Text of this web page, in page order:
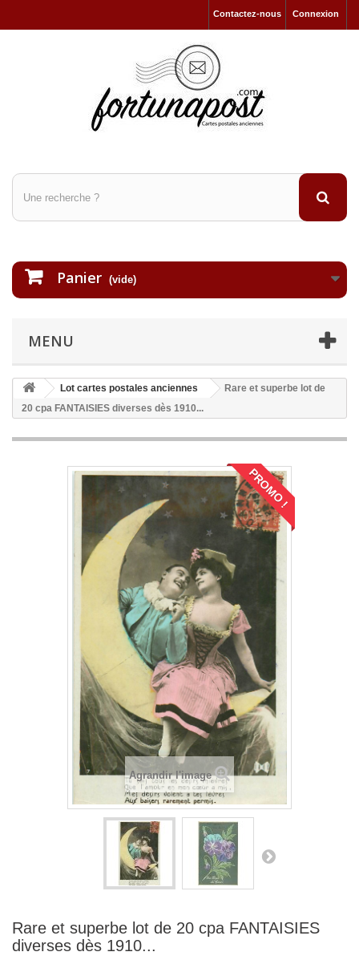
Connexion
Contactez-nous
Panier (vide)
MENU
Lot cartes postales anciennes
Rare et superbe lot de
20 cpa FANTAISIES diverses dès 1910...
PROMO !
Agrandir l'image
Rare et superbe lot de 20 cpa FANTAISIES
diverses dès 1910...